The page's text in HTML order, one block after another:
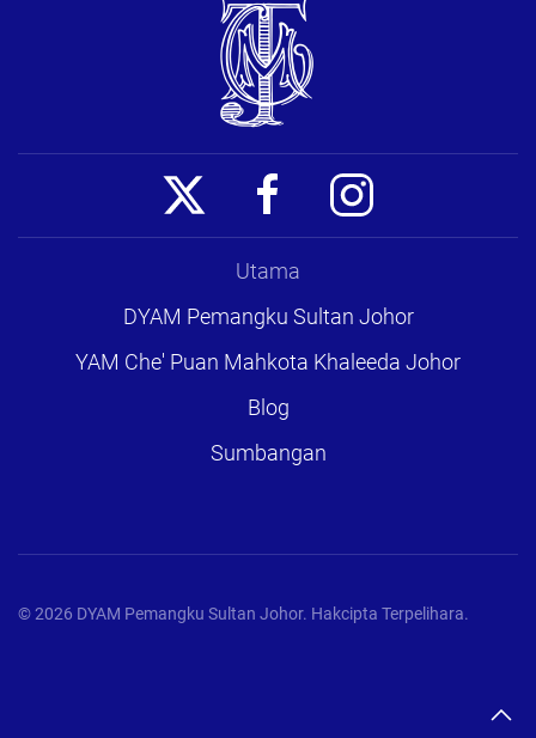
Utama
DYAM Pemangku Sultan Johor
YAM Che' Puan Mahkota Khaleeda Johor
Blog
Sumbangan
©2026 DYAM Pemangku Sultan Johor. Hakcipta Terpelihara.